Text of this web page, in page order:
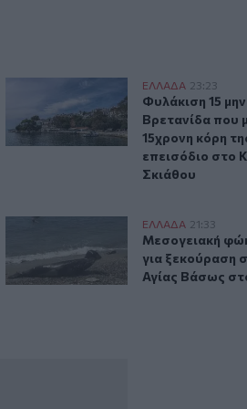
Αττικοβοιωτία
η μέγα-πυρκαγιά στην
Φυλάκιση 15 μηνών στη
ΕΛΛAΔΑ 23:23
Φυλάκιση 15
Φυλάκιση 15
Βρετανίδα που
15χρονη κόρη
επεισόδιο στο
Σκιάθου
λάθη»
επικοινωνιακά λάθη»
ποσό από ηλικιωμένη
Μεσογειακή φώκια έκανε στάση
ΕΛΛAΔΑ 21:33
Μεσογειακή
Μεσογειακή
για ξεκούραση
Αγίας Βάσως